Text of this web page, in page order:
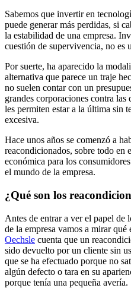
Sabemos que invertir en
puede generar más perdidas, si
la estabilidad de una empresa.
cuestión de supervivencia, no es
Por suerte, ha aparecido la
alternativa que parece un traje
no suelen contar con un
grandes corporaciones contra
les permiten estar a la última sin
excesiva.
Hace unos años se comenzó a
reacondicionados, sobre todo en
económica para los
el mundo de la empresa.
¿Qué son los
Antes de entrar a ver el papel de
de la empresa vamos a mirar
Oechsle cuenta que un
sido devuelto por un cliente sin
que se ha efectuado porque no
algún defecto o tara en su
porque tenía una pequeña avería.